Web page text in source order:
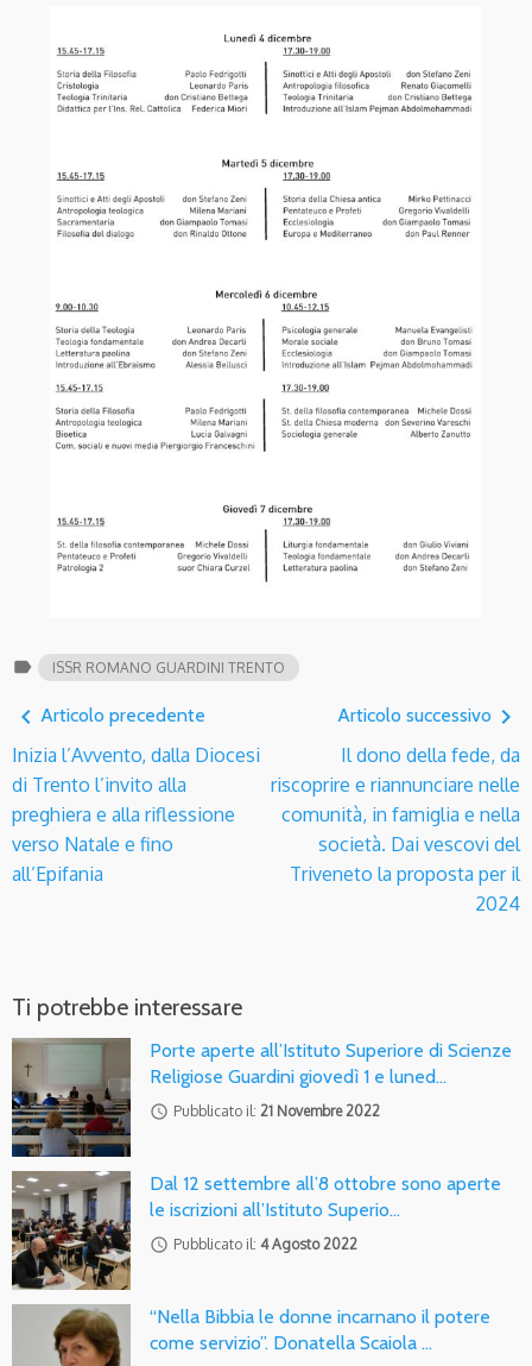
label ISSR ROMANO GUARDINI TRENTO
navigate_before Articolo precedente
Inizia l’Avvento, dalla Diocesi
di Trento l’invito alla
preghiera e alla riflessione
verso Natale e fino
all’Epifania
Articolo successivo navigate_next
Il dono della fede, da
riscoprire e riannunciare nelle
comunità, in famiglia e nella
società. Dai vescovi del
Triveneto la proposta per il
2024
Ti potrebbe interessare
Porte aperte all’Istituto Superiore di Scienze
Religiose Guardini giovedì 1 e luned…
access_time Pubblicato il: 21 Novembre 2022
Dal 12 settembre all’8 ottobre sono aperte
le iscrizioni all’Istituto Superio…
access_time Pubblicato il: 4 Agosto 2022
“Nella Bibbia le donne incarnano il potere
come servizio”. Donatella Scaiola …